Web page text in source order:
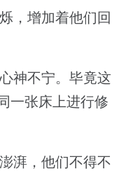
，增加着他们回
神不宁。毕竟这
一张床上进行修
湃，他们不得不